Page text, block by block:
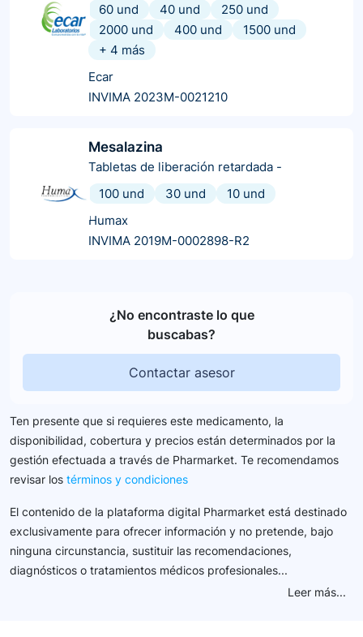
60 und
40 und
250 und
2000 und
400 und
1500 und
+ 4 más
Ecar
INVIMA 2023M-0021210
Mesalazina
Tabletas de liberación retardada -
100 und
30 und
10 und
Humax
INVIMA 2019M-0002898-R2
¿No encontraste lo que
buscabas?
Contactar asesor
Ten presente que si requieres este medicamento, la
disponibilidad, cobertura y precios están determinados por la
gestión efectuada a través de Pharmarket. Te recomendamos
revisar los términos y condiciones
El contenido de la plataforma digital Pharmarket está destinado
exclusivamente para ofrecer información y no pretende, bajo
ninguna circunstancia, sustituir las recomendaciones,
diagnósticos o tratamientos médicos profesionales...
Leer más...